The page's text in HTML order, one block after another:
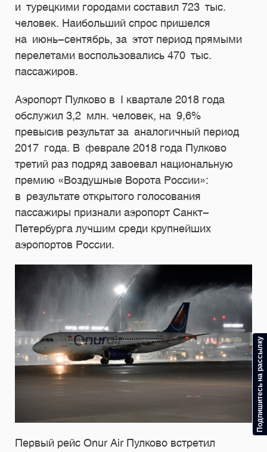
и турецкими городами составил 723 тыс.
человек. Наибольший спрос пришелся
на июнь-сентябрь, за этот период прямыми
перелетами воспользовались 470 тыс.
пассажиров.
Аэропорт Пулково в I квартале 2018 года
обслужил 3,2 млн. человек, на 9,6%
превысив результат за аналогичный период
2017 года. В феврале 2018 года Пулково
третий раз подряд завоевал национальную
премию «Воздушные Ворота России»:
в результате открытого голосования
пассажиры признали аэропорт Санкт-
Петербурга лучшим среди крупнейших
аэропортов России.
Первый рейс Onur Air Пулково встретил
Подпишитесь на рассылку